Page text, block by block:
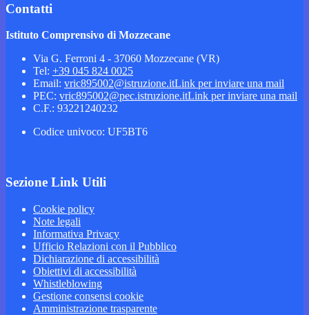
Contatti
Istituto Comprensivo di Mozzecane
Via G. Ferroni 4 - 37060 Mozzecane (VR)
Tel: +39 045 824 0025
Email: vric895002@istruzione.itLink per inviare una mail
PEC: vric895002@pec.istruzione.itLink per inviare una mail
C.F.: 93221240232
Codice univoco: UF5BT6
Sezione Link Utili
Cookie policy
Note legali
Informativa Privacy
Ufficio Relazioni con il Pubblico
Dichiarazione di accessibilità
Obiettivi di accessibilità
Whistleblowing
Gestione consensi cookie
Amministrazione trasparente